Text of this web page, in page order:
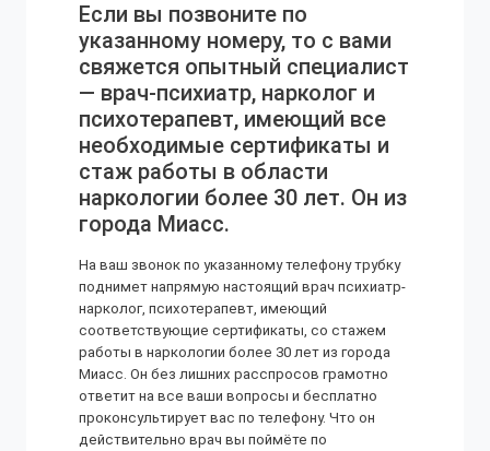
Если вы позвоните по
указанному номеру, то с вами
свяжется опытный специалист
— врач-психиатр, нарколог и
психотерапевт, имеющий все
необходимые сертификаты и
стаж работы в области
наркологии более 30 лет. Он из
города Миасс.
На ваш звонок по указанному телефону трубку
поднимет напрямую настоящий врач психиатр-
нарколог, психотерапевт, имеющий
соответствующие сертификаты, со стажем
работы в наркологии более 30 лет из города
Миасс. Он без лишних расспросов грамотно
ответит на все ваши вопросы и бесплатно
проконсультирует вас по телефону. Что он
действительно врач вы поймёте по